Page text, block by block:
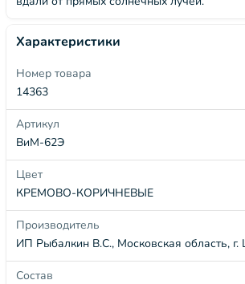
Характеристики
Номер товара
14363
Артикул
ВиМ-62Э
Цвет
КРЕМОВО-КОРИЧНЕВЫЕ
Производитель
ИП Рыбалкин В.С., Московская область,
Состав